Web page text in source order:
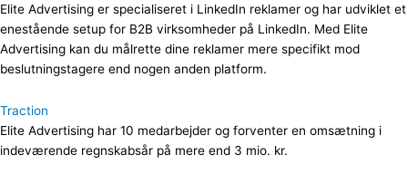
Elite Advertising er specialiseret i LinkedIn reklamer og har udviklet et
enestående setup for B2B virksomheder på LinkedIn. Med Elite
Advertising kan du målrette dine reklamer mere specifikt mod
beslutningstagere end nogen anden platform.
Traction
Elite Advertising har 10 medarbejder og forventer en omsætning i
indeværende regnskabsår på mere end 3 mio. kr.